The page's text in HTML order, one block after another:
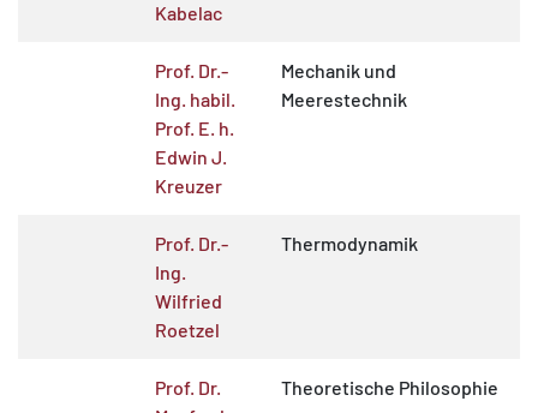
Kabelac
Prof. Dr.-
Ing. habil.
Prof. E. h.
Edwin J.
Kreuzer
Mechanik und
Meerestechnik
Prof. Dr.-
Ing.
Wilfried
Roetzel
Thermodynamik
Prof. Dr.
Theoretische Philosophie